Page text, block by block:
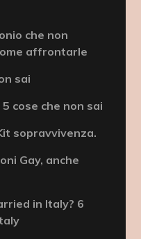
che non
affrontarle
sai
cose che non sai
sopravvivenza.
Gay, anche
in Italy? 6